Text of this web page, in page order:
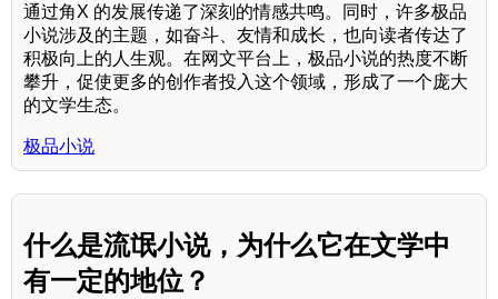
通过角X 的发展传递了深刻的情感共鸣。同时，许多极品
小说涉及的主题，如奋斗、友情和成长，也向读者传达了
积极向上的人生观。在网文平台上，极品小说的热度不断
攀升，促使更多的创作者投入这个领域，形成了一个庞大
的文学生态。
极品小说
什么是流氓小说，为什么它在文学中
有一定的地位？